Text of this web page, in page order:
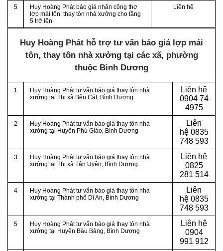
5
Huy Hoàng Phát báo giá nhân công thợ
lợp mái tôn, thay tôn nhà xưởng cho tầng
5 trở lên
Liên hệ
Huy Hoàng Phát hỗ trợ tư vấn báo giá lợp mái
tôn, thay tôn nhà xưởng tại các xã, phường
thuộc Bình Dương
1
Huy Hoàng Phát tư vấn báo giá thay tôn nhà
xưởng tại Thị xã Bến Cát, Bình Dương
Liên hệ
0904 74
4975
2
Huy Hoàng Phát tư vấn báo giá thay tôn nhà
xưởng tại Huyện Phú Giáo, Bình Dương
Liên
hệ0835
748 593
3
Huy Hoàng Phát tư vấn báo giá thay tôn nhà
xưởng tại Thị xã Tân Uyên, Bình Dương
Liên hệ
0825
281 514
4
Huy Hoàng Phát tư vấn báo giá thay tôn nhà
xưởng tại Thành phố Dĩ An, Bình Dương
Liên
hệ0835
748 593
5
Huy Hoàng Phát tư vấn báo giá thay tôn nhà
xưởng tại Huyện Bàu Bàng, Bình Dương
Liên hệ
0904
991 912